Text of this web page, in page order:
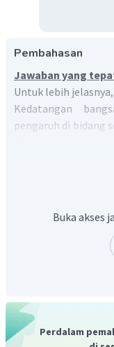
Pembahasan
Jawaban yang
Untuk lebih
Kedatangan
pengaruh di bidang
Bosch (1830-
munculnya kaum
Hindia Belanda),
sebagai petani dan
Buka akses
Perdalam